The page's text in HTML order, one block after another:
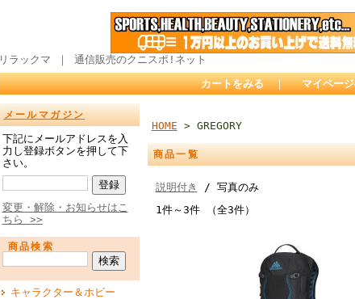
リラックマ ｜ 通信販売のクニスポ!ネット
カートをみる ｜ マイペー
メールマガジン
下記にメールアドレスを入
力し登録ボタンを押して下
さい。
変更・解除・お知らせはこ
ちら >>
商品検索
キャラクター＆ホビー
HOME > GREGORY
商品一覧
説明付き
/ 写真のみ
1件～3件 （全3件）